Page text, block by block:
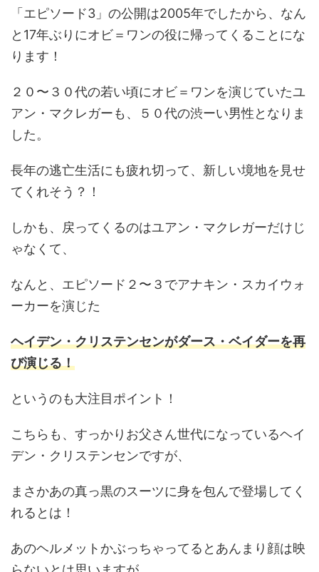
「エピソード3」の公開は2005年でしたから、なん
と17年ぶりにオビ＝ワンの役に帰ってくることにな
ります！
２０〜３０代の若い頃にオビ＝ワンを演じていたユ
アン・マクレガーも、５０代の渋ーい男性となりま
した。
長年の逃亡生活にも疲れ切って、新しい境地を見せ
てくれそう？！
しかも、戻ってくるのはユアン・マクレガーだけじ
ゃなくて、
なんと、エピソード２〜３でアナキン・スカイウォ
ーカーを演じた
ヘイデン・クリステンセンがダース・ベイダーを再
び演じる！
というのも大注目ポイント！
こちらも、すっかりお父さん世代になっているヘイ
デン・クリステンセンですが、
まさかあの真っ黒のスーツに身を包んで登場してく
れるとは！
あのヘルメットかぶっちゃってるとあんまり顔は映